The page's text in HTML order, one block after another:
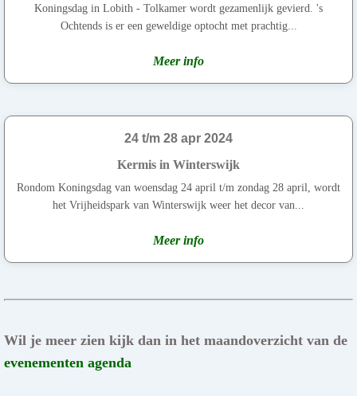
Koningsdag in Lobith - Tolkamer wordt gezamenlijk gevierd. 's
Ochtends is er een geweldige optocht met prachtig...
Meer info
24 t/m 28 apr 2024
Kermis in Winterswijk
Rondom Koningsdag van woensdag 24 april t/m zondag 28 april, wordt
het Vrijheidspark van Winterswijk weer het decor van...
Meer info
Wil je meer zien kijk dan in het maandoverzicht van de
evenementen agenda